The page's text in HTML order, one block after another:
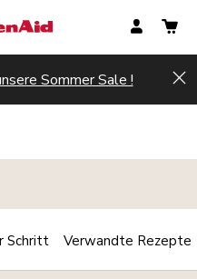
Sommer Sale !
Print
Share
Schritt Verwandte Rezepte